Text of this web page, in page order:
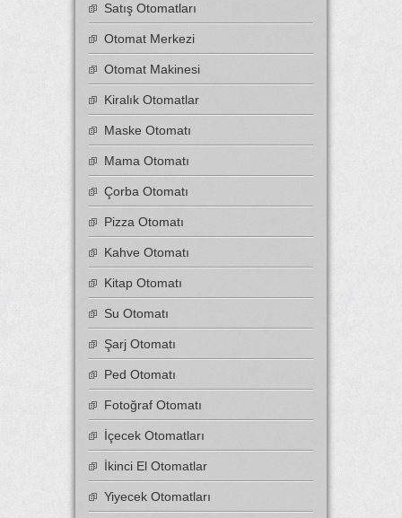
Satış Otomatları
Otomat Merkezi
Otomat Makinesi
Kiralık Otomatlar
Maske Otomatı
Mama Otomatı
Çorba Otomatı
Pizza Otomatı
Kahve Otomatı
Kitap Otomatı
Su Otomatı
Şarj Otomatı
Ped Otomatı
Fotoğraf Otomatı
İçecek Otomatları
İkinci El Otomatlar
Yiyecek Otomatları